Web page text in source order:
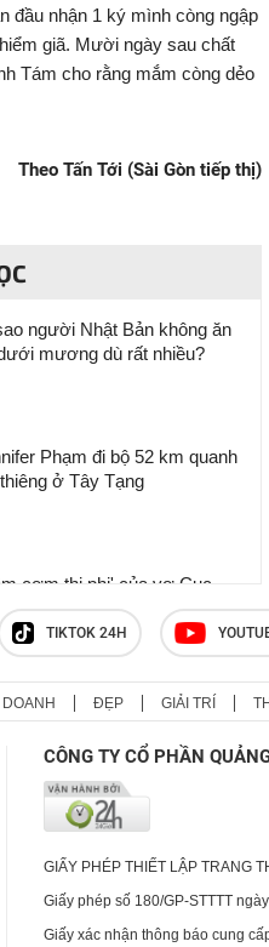
đầu nhận 1 ký mình còng ngập
giã. Mười ngày sau chất
Tám cho rằng mắm còng dẻo
Theo Tấn Tới (Sài Gòn tiếp thị)
người Nhật Bản không ăn
mương dù rất nhiều?
Phạm đi bộ 52 km quanh
ở Tây Tạng
cơm thị phi' của vợ Cục
Xuân Bắc phần chồng, và
bênh vực mâm cơm vợ nấu
nhiều người nể phục
U70 ở Đồng Tháp lái xe
hơn 9.000km
TIKTOK 24H
ĐẸP GIẢI TRÍ
CÔNG TY CỔ PHẦN
GIẤY PHÉP THIẾT LẬP TRANG
Giấy phép số 180/GP-STTTT
Giấy xác nhận thông báo cung